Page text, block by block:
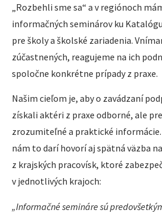
„Rozbehli sme sa“ a v regiónoch
informačných seminárov ku
pre školy a školské zariadenia.
zúčastnených, reagujeme na ich
spoločne konkrétne prípady z praxe.
Našim cieľom je, aby o zavádzaní
získali aktéri z praxe odborné, ale
zrozumiteľné a praktické
nám to darí hovorí aj spätná väzba
z krajských pracovísk, ktoré
v jednotlivých krajoch:
„Informačné semináre sú